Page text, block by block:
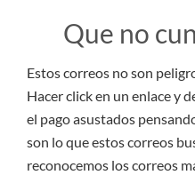
Que no
Estos correos no son
Hacer click en un enlace y
el pago asustados
son lo que estos correos
reconocemos los correos